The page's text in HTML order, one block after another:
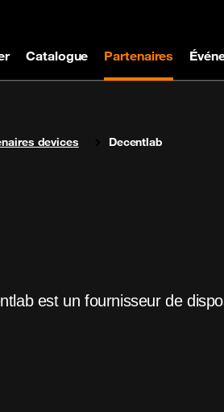
Catalogue Partenaires
devices Decentlab
est un fournisseur de